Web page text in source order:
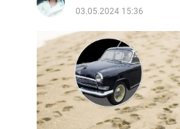
03.05.2024 15:36